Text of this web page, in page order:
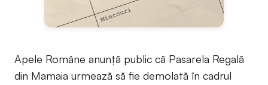
Apele Române anunță public că Pasarela Regală
din Mamaia urmează să fie demolată în cadrul